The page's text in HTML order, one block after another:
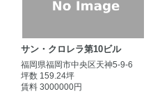
サン・クロレラ第10ビル
福岡県福岡市中央区天神5-9-6
坪数 159.24坪
賃料 3000000円